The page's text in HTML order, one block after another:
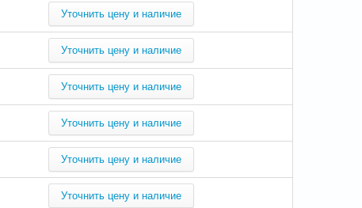
Уточнить цену и наличие
Уточнить цену и наличие
Уточнить цену и наличие
Уточнить цену и наличие
Уточнить цену и наличие
Уточнить цену и наличие